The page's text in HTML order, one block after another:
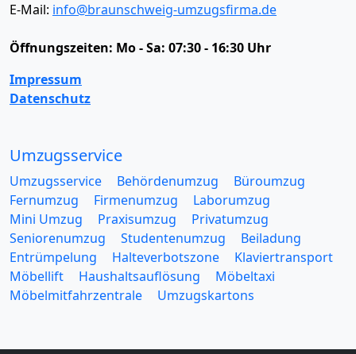
E-Mail: info@braunschweig-umzugsfirma.de
Öffnungszeiten: Mo - Sa: 07:30 - 16:30 Uhr
Impressum
Datenschutz
Umzugsservice
Umzugsservice Behördenumzug
Büroumzug
Fernumzug
Firmenumzug
Laborumzug
Mini Umzug
Praxisumzug
Privatumzug
Seniorenumzug
Studentenumzug
Beiladung
Entrümpelung
Halteverbotszone
Klaviertransport
Möbellift
Haushaltsauflösung
Möbeltaxi
Möbelmitfahrzentrale
Umzugskartons